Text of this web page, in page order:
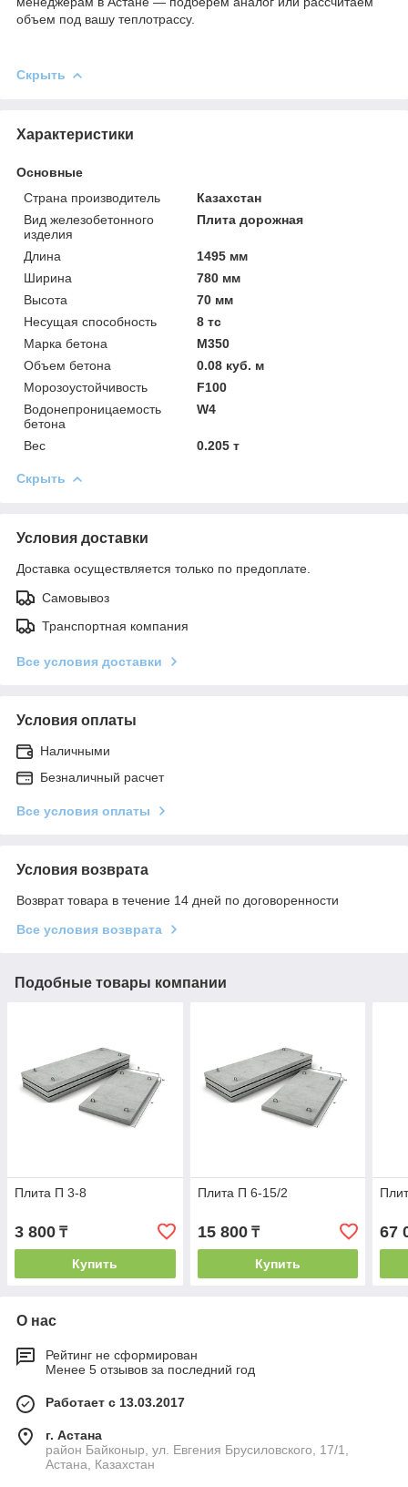
объем под вашу теплотрассу.
Скрыть
Характеристики
Основные
Страна производитель
Казахстан
Вид железобетонного
изделия
Плита дорожная
Длина
1495 мм
Ширина
780 мм
Высота
70 мм
Несущая способность
8 тс
Марка бетона
М350
Объем бетона
0.08 куб. м
Морозоустойчивость
F100
Водонепроницаемость
бетона
W4
Вес 0.205 т
Скрыть
Условия доставки
Доставка осуществляется только по предоплате.
Самовывоз
Транспортная компания
Все условия доставки
Условия оплаты
Наличными
Безналичный расчет
Все условия оплаты
Условия возврата
Возврат товара в течение 14 дней по договоренности
Все условия возврата
Подобные товары компании
Плита П 3-8
3 800 ₸
Купить
Плита П 6-15/2
15 800₸
Купить
67
О нас
Рейтинг не сформирован
Менее 5 отзывов за последний год
Работает с 13.03.2017
г. Астана
район Байконыр, ул. Евгения Брусиловского, 17/1,
Астана, Казахстан